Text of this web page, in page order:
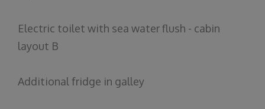
Electric toilet with sea waterflush - cabin
layout B
Additional fridge in galley